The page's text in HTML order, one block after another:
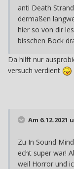
anti Death
dermaßen
hier so von dir
bisschen Bock
Da hilft nur
versuch verdient
Am 6.12.2021
Zu In Sound
echt super war!
weil Horror und